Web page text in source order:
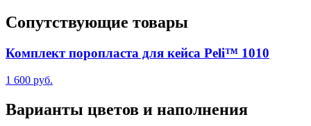
Сопутствующие товары
Комплект поропласта для кейса Peli™ 1010
1 600 руб.
Варианты цветов и наполнения